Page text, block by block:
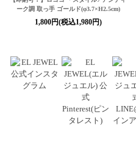
ーク調 取っ手 ゴールド(φ3.7×H2.5cm)
1,800円(税込1,980円)